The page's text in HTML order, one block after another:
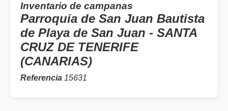
Inventario de campanas
Parroquia de San Juan Bautista
de Playa de San Juan - SANTA
CRUZ DE TENERIFE
(CANARIAS)
Referencia 15631